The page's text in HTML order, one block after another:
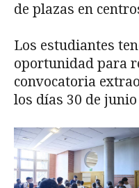
de plazas en
Los estudiantes
oportunidad para
convocatoria
los días 30 de